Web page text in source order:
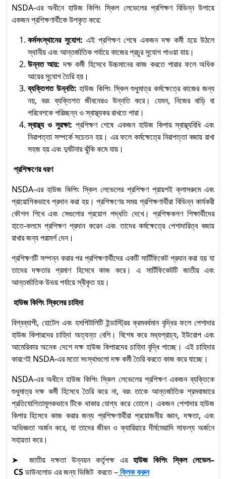
NSDA-এর অধীনে হাউজ কিপিং স্কিল লেভেলের প্রশিক্ষণ বিভিন্ন উপায়ে
একজন প্রশিক্ষণার্থীকে উপকৃত করে:
কর্মসংস্থানের সুযোগ: এই প্রশিক্ষণ শেষে একজন দক্ষ কর্মী হয়ে উঠলে
স্থানীয় এবং আন্তর্জাতিক পর্যায়ে কাজের প্রচুর সুযোগ পাওয়া যায়।
উন্নত আয়: দক্ষ কর্মী হিসেবে উচ্চমানের কাজ করতে পারার ফলে অধিক
আয়ের সুযোগ তৈরি হয়।
ব্যক্তিগত উন্নতি: হাউজ কিপিং স্কিল শুধুমাত্র কর্মক্ষেত্রে কাজের জন্য
নয়, বরং ব্যক্তিগত জীবনেরও উন্নতি করে। যেমন, নিজের বাড়ি বা
পরিবেশকে পরিচ্ছন্ন ও স্বাস্থ্যকর রাখতে পারা।
স্বাস্থ্য ও সুরক্ষা: প্রশিক্ষণ শেষে একজন হাউজ কিপার স্বাস্থ্যবিধি এবং
নিরাপত্তা সম্পর্কে সচেতন হয়। এর ফলে কর্মক্ষেত্রে নিরাপত্তা বজায় রাখা
সহজ হয় এবং দুর্ঘটনার ঝুঁকি কমে যায়।
প্রশিক্ষণের ধরণ
NSDA-এর হাউজ কিপিং স্কিল লেভেলের প্রশিক্ষণ প্রায়শই ক্লাসরুমে এবং
প্রায়োগিকভাবে প্রদান করা হয়। প্রশিক্ষণের সময় প্রশিক্ষণার্থীরা বিভিন্ন কার্যকরী
কৌশল শিখে এবং সেগুলোর প্রয়োগ পদ্ধতি দেখে। প্রশিক্ষকগণ শিক্ষার্থীদের
হাতে-কলমে প্রশিক্ষণ প্রদান করেন এবং তাদের কর্মক্ষেত্রে পেশাদারিত্ব বজায়
রাখার জন্য পরামর্শ দেন।
প্রশিক্ষণটি সম্পন্ন করার পর প্রশিক্ষণার্থীদের একটি সার্টিফিকেট প্রদান করা হয় যা
তাদের দক্ষতার প্রমাণ হিসেবে কাজ করে। এ সার্টিফিকেটটি জাতীয় এবং
আন্তর্জাতিক উভয় পর্যায়ে স্বীকৃত হয়।
হাউজ কিপিং স্কিলের চাহিদা
বিশ্বব্যাপী, হোটেল এবং হসপিটালিটি ইন্ডাস্ট্রির ক্রমবর্ধমান বৃদ্ধির ফলে পেশাদার
হাউজ কিপারদের চাহিদা অত্যন্ত বেশি। বিশেষ করে মধ্যপ্রাচ্য, ইউরোপ এবং
আমেরিকার অনেক দেশে দক্ষ হাউজ কিপারদের চাহিদা বৃদ্ধি পাচ্ছে। এই চাহিদার
কারণেই NSDA-এর মতো সংস্থাগুলো দক্ষ কর্মী তৈরি করতে কাজ করে যাচ্ছে।
NSDA-এর অধীনে হাউজ কিপিং স্কিল লেভেলের প্রশিক্ষণ একজন ব্যক্তিকে
শুধুমাত্র দক্ষ কর্মী হিসেবে তৈরি করে না, বরং তাকে আন্তর্জাতিক শ্রমবাজারে
প্রতিযোগিতামূলকভাবে টিকে থাকার যোগ্য করে তোলে। একজন পেশাদার হাউজ
কিপার হিসেবে কাজ করার জন্য প্রশিক্ষণার্থীরা প্রয়োজনীয় জ্ঞান, দক্ষতা, এবং
অভিজ্ঞতা অর্জন করে, যা তাদের জীবন ও ক্যারিয়ারে দীর্ঘমেয়াদি সাফল্য অর্জনে
সহায়তা করে।
➤ জাতীয় দক্ষতা উন্নয়ন কর্তৃপক্ষ এরহাউজ কিপিং স্কিল লেভেল–
CSডাউনলোড এর জন্য ভিজিট করতে –ক্লিক করুন